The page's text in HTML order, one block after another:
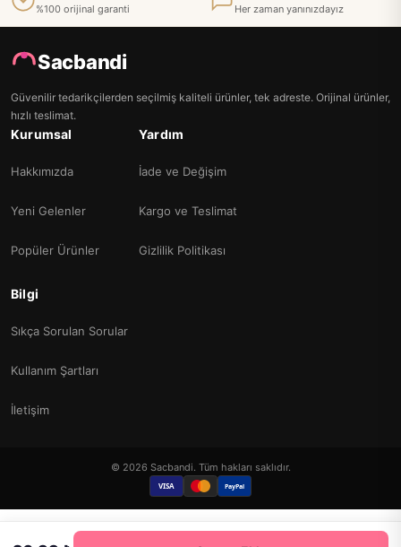
%100 orijinal garanti Her zaman yanınızdayız
Sacbandi
Güvenilir tedarikçilerden seçilmiş kaliteli ürünler, tek adreste. Orijinal ürünler,
hızlı teslimat.
Kurumsal
Hakkımızda
Yeni Gelenler
Popüler Ürünler
Yardım
İade ve Değişim
Kargo ve Teslimat
Gizlilik Politikası
Bilgi
Sıkça Sorulan Sorular
Kullanım Şartları
İletişim
© 2026 Sacbandi. Tüm hakları saklıdır.
VISA PayPal